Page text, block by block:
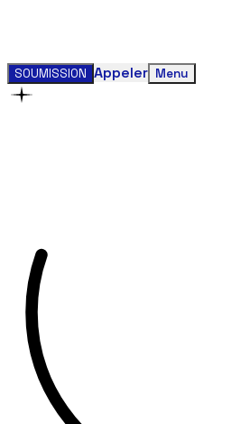
SOUMISSION Appeler Menu